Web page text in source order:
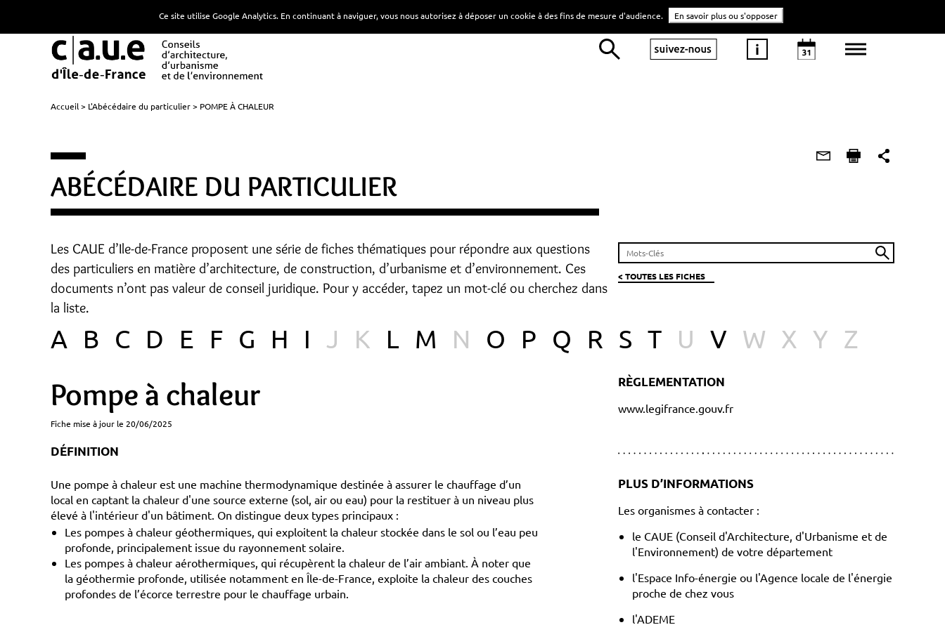
Accueil L'Abécédaire du particulier POMPE À CHALEUR
ABÉCÉDAIRE DU PARTICULIER
Les CAUE d’Ile-de-France proposent une série de fiches thématiques pour répondre aux questions
des particuliers en matière d’architecture, de construction, d’urbanisme et d’environnement. Ces
documents n’ont pas valeur de conseil juridique. Pour y accéder, tapez un mot-clé ou cherchez dans
la liste.
< TOUTES LES FICHES
A B C D E F G H I J K L M N O P Q R S T U V W X Y Z
Pompe à chaleur
Fiche mise à jour le 20/06/2025
DÉFINITION
Une pompe à chaleur est une machine thermodynamique destinée à assurer le chauffage d’un
local en captant la chaleur d'une source externe (sol, air ou eau) pour la restituer à un niveau plus
élevé à l'intérieur d'un bâtiment. On distingue deux types principaux :
Les pompes à chaleur géothermiques, qui exploitent la chaleur stockée dans le sol ou l’eau peu
profonde, principalement issue du rayonnement solaire.
Les pompes à chaleur aérothermiques, qui récupèrent la chaleur de l’air ambiant. À noter que
la géothermie profonde, utilisée notamment en Île-de-France, exploite la chaleur des couches
profondes de l’écorce terrestre pour le chauffage urbain.
RÈGLEMENTATION
www.legifrance.gouv.fr
PLUS D’INFORMATIONS
Les organismes à contacter :
le CAUE (Conseil d'Architecture, d'Urbanisme et de
l'Environnement) de votre département
l'Espace Info-énergie ou l'Agence locale de l'énergie
proche de chez vous
l'ADEME
Ce site utilise Google Analytics. En continuant à naviguer, vous nous autorisez à déposer un cookie à des fins de mesure d'audience. En savoir plus ou s'opposer